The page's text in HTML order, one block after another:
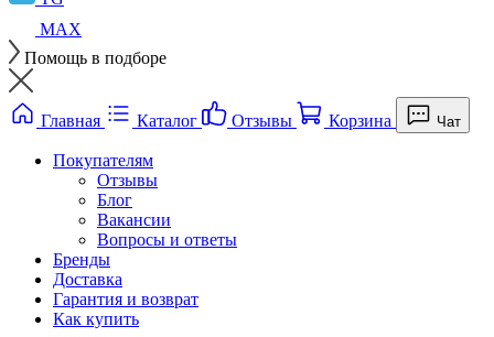
MAX
Помощь в подборе
Главная Каталог Отзывы Корзина Чат
Покупателям
Отзывы
Блог
Вакансии
Вопросы и ответы
Бренды
Доставка
Гарантия и возврат
Как купить